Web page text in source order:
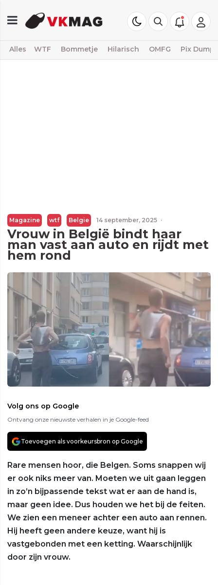
Alles WTF Bommetje Hilarisch OMFG Pix Dump
Magazine wtf Belgie 14 september, 2025 ·
Vrouw in België bindt haar
man vast aan auto en rijdt met
hem rond
Volg ons op Google
Ontvang onze nieuwste verhalen in je Google-feed
Toevoegen als voorkeursbron op Google
Rare mensen hoor, die Belgen. Soms snappen wij
er ook niks meer van. Moeten we uit gaan leggen
in zo’n bijpassende tekst wat er aan de hand is,
maar geen idee. Dus houden we het bij de feiten.
We zien een meneer achter een auto aan rennen.
Hij heeft geen andere keuze, want hij is
vastgebonden met een ketting. Waarschijnlijk
door zijn vrouw.